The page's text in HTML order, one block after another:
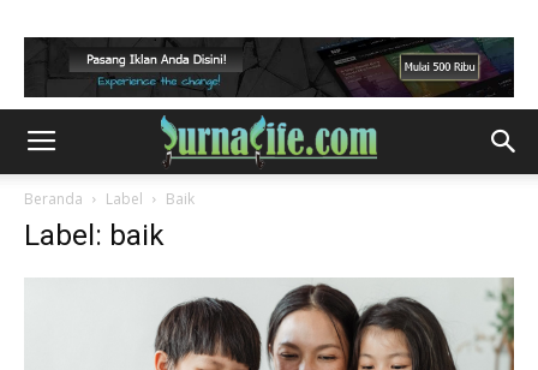
Beranda Label Baik
Label: baik